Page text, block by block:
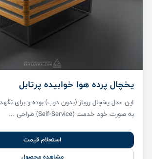
یخچال پرده هوا خوابیده پرتابل
این مدل یخچال روباز (بدون درب) بوده و برای
به صورت خود خدمت (Self-Service) طراحی ...
استعلام قیمت
مشاهده محصول